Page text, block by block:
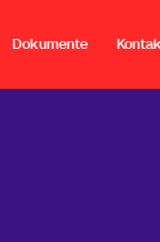
Dokumente